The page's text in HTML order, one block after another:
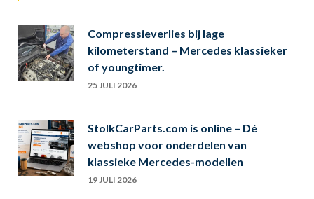
Compressieverlies bij lage
kilometerstand – Mercedes klassieker
of youngtimer.
25 JULI 2026
StolkCarParts.com is online – Dé
webshop voor onderdelen van
klassieke Mercedes-modellen
19 JULI 2026